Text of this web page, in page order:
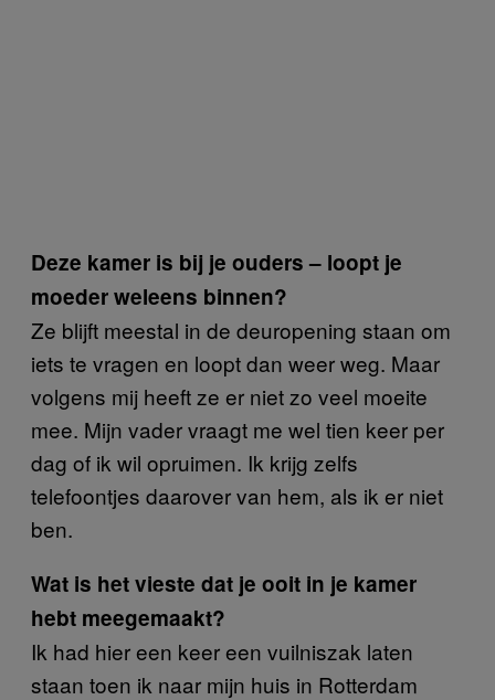
Deze kamer is bij je ouders – loopt je
moeder weleens binnen?
Ze blijft meestal in de deuropening staan om
iets te vragen en loopt dan weer weg. Maar
volgens mij heeft ze er niet zo veel moeite
mee. Mijn vader vraagt me wel tien keer per
dag of ik wil opruimen. Ik krijg zelfs
telefoontjes daarover van hem, als ik er niet
ben.
Wat is het vieste dat je ooit in je kamer
hebt meegemaakt?
Ik had hier een keer een vuilniszak laten
staan toen ik naar mijn huis in Rotterdam